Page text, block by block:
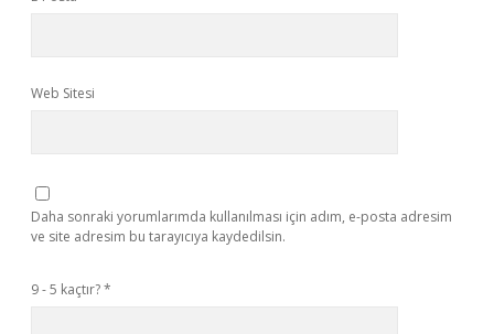
Web Sitesi
Daha sonraki yorumlarımda kullanılması için adım, e-posta adresim
ve site adresim bu tarayıcıya kaydedilsin.
9 - 5 kaçtır?*